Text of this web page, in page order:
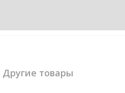
Другие товары